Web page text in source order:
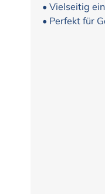
• Vielseitig
• Perfekt für